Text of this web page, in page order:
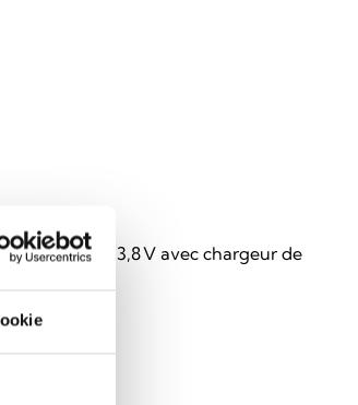
A + 1,2 A, 13,8 V avec chargeur de